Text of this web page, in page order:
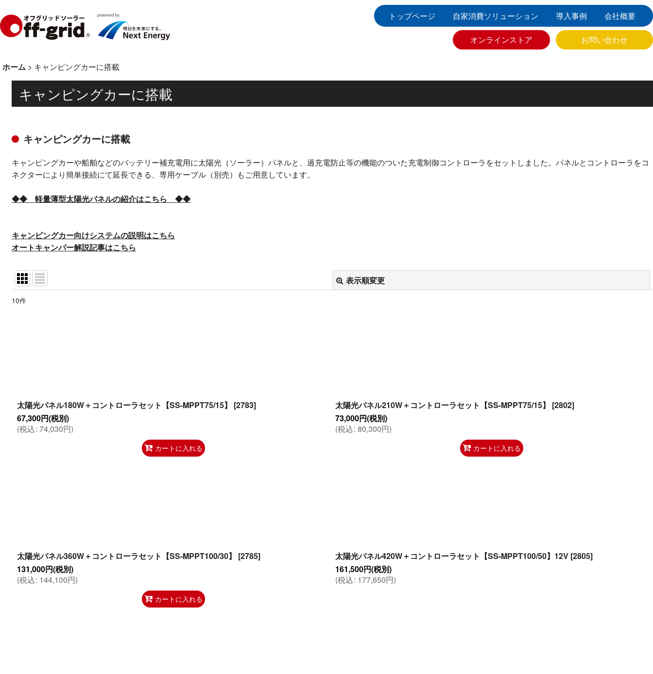
トップページ 自家消費ソリューション 導入事例 会社概要
オンラインストア お問い合わせ
ホーム > キャンピングカーに搭載
キャンピングカーに搭載
キャンピングカーに搭載
キャンピングカーや船舶などのバッテリー補充電用に太陽光（ソーラー）パネルと、過充電防止等の機能のついた充電制御コントローラをセットしました。パネルとコントローラをコ
ネクターにより簡単接続にて延長できる、専用ケーブル（別売）もご用意しています。
◆◆ 軽量薄型太陽光パネルの紹介はこちら ◆◆
キャンピングカー向けシステムの説明はこちら
オートキャンパー解説記事はこちら
表示順変更
表示数
10件
太陽光パネル180W＋コントローラセット【SS-MPPT75/15】 [2783]
67,300円(税別)
(税込: 74,030円)
カートに入れる
太陽光パネル210W＋コントローラセット【SS-MPPT75/15】 [2802]
73,000円(税別)
(税込: 80,300円)
カートに入れる
太陽光パネル360W＋コントローラセット【SS-MPPT100/30】 [2785]
131,000円(税別)
(税込: 144,100円)
カートに入れる
太陽光パネル420W＋コントローラセット【SS-MPPT100/50】12V [2805]
161,500円(税別)
(税込: 177,650円)